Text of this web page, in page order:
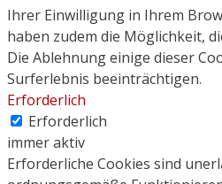
Ihrer Einwilligung in Ihrem
haben zudem die Möglichkeit,
Die Ablehnung einige dieser
Surferlebnis beeinträchtigen.
Erforderlich
Erforderlich
immer aktiv
Erforderliche Cookies sind